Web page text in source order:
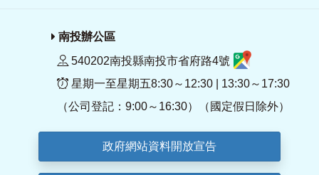
南投辦公區
540202南投縣南投市省府路4號
星期一至星期五8:30～12:30 | 13:30～17:30
（公司登記：9:00～16:30）（國定假日除外）
政府網站資料開放宣告